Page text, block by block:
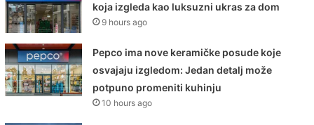
koja izgleda kao luksuzni ukras za dom
9 hours ago
Pepco ima nove keramičke posude koje
osvajaju izgledom: Jedan detalj može
potpuno promeniti kuhinju
10 hours ago